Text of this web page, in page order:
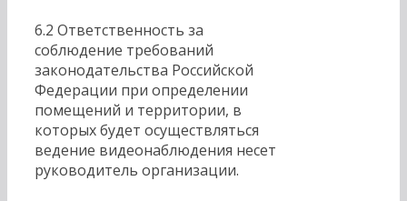
6.2 Ответственность за
соблюдение требований
законодательства Российской
Федерации при определении
помещений и территории, в
которых будет осуществляться
ведение видеонаблюдения несет
руководитель организации.